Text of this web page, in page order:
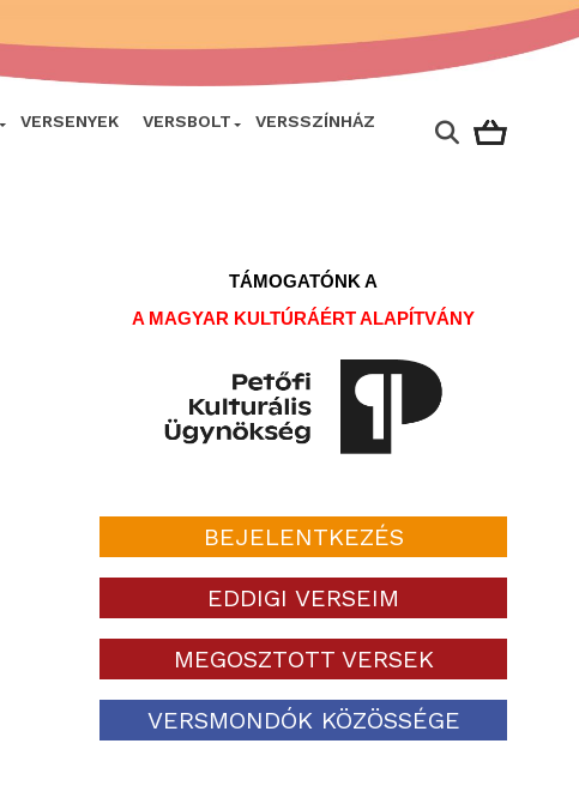
VERSENYEK VERSBOLT VERSSZÍNHÁZ
TÁMOGATÓNK A
A MAGYAR KULTÚRÁÉRT ALAPÍTVÁNY
BEJELENTKEZÉS
EDDIGI VERSEIM
MEGOSZTOTT VERSEK
VERSMONDÓK KÖZÖSSÉGE